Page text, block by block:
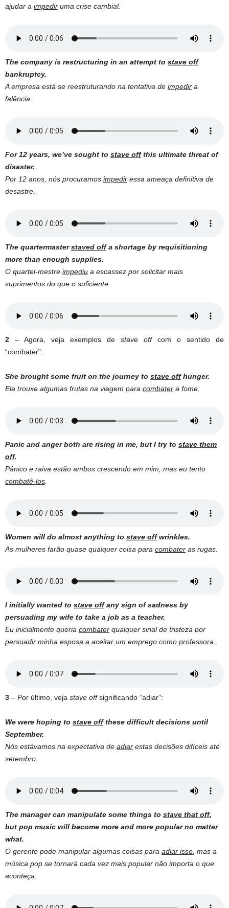
ajudar a impedir uma crise cambial.
The company is restructuring in an attempt to stave off
bankruptcy.
A empresa está se reestruturando na tentativa de impedir a
falência.
For 12 years, we’ve sought to stave offthis ultimate threat of
disaster.
Por 12 anos, nós procuramos impedir essa ameaça definitiva de
desastre.
The quartermasterstaved offa shortage by requisitioning
more than enough supplies.
O quartel-mestre impediu a escassez por solicitar mais
suprimentos do que o suficiente.
2 – Agora, veja exemplos de stave offcom o sentido de
“combater”:
She brought some fruit on the journey to stave offhunger.
Ela trouxe algumas frutas na viagem para combater a fome.
Panic and anger both are rising in me, but I try to stave them
off.
Pânico e raiva estão ambos crescendo em mim, mas eu tento
combatê-los
Women will do almost anything to stave offwrinkles.
As mulheres farão quase qualquer coisa para combater as rugas.
I initially wanted to stave offany sign of sadness by
persuading my wife to take a job as a teacher.
Eu inicialmente queria combater qualquer sinal de tristeza por
persuadir minha esposa a aceitar um emprego como professora.
3 – Por último, veja stave offsignificando “adiar”:
We were hoping to stave offthese difficult decisions until
September.
Nós estávamos na expectativa de adiar estas decisões difíceis até
setembro.
The manager can manipulate some things to stave that off,
but pop music will become more and more popular no matter
what.
O gerente pode manipular algumas coisas para adiar isso , mas a
música pop se tornará cada vez mais popular não importa o que
aconteça.